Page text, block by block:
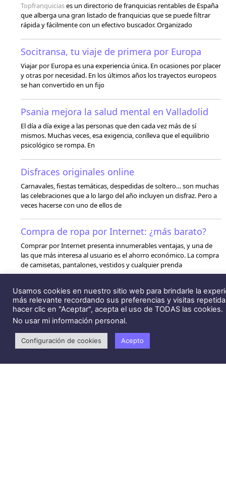
Topfranquiciases un directorio de franquicias rentables de España
que alberga una gran listado de franquicias que se puede filtrar
rápida y fácilmente con un efectivo buscador. Organizado
Socitransa, tu viaje de primera por Europa
Viajar por Europa es una experiencia única. En ocasiones por placer
y otras por necesidad. En los últimos años los trayectos europeos
se han convertido en un fijo
Psania mejora la salud mental en Valladolid
El día a día exige a las personas que den cada vez más de sí
mismos. Muchas veces, esa exigencia, conlleva que el equilibrio
psicológico se rompa. En
Disfraces originales online
Carnavales, fiestas temáticas, despedidas de soltero… son muchas
las celebraciones que a lo largo del año incluyen un disfraz. Pero a
veces hacerse con uno de ellos de
Compra de ropa por Internet: ¿más barato?
Comprar por Internet presenta innumerables ventajas, y una de
las que más interesa al usuario es el ahorro económico. La compra
de camisetas, pantalones, vestidos y cualquier prenda
Seguridad en las motos
Nadie pone en duda que la tecnología ha revolucionado el mundo.
industria del automóvil
elementos que han reducido deforma clara su
Usamos cookies en nuestro sitio web para brindarle la
más relevante recordando sus preferencias y visitas
hacer clic en "Aceptar", acepta el uso de TODAS las cookies.
No usar mi información personal.
Configuración de cookies Acepto